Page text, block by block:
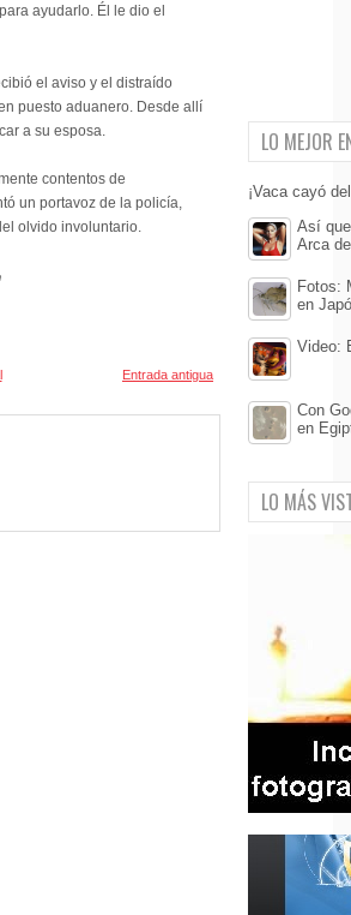
ayudarlo. Él le dio el
el aviso y el distraído
puesto aduanero. Desde allí
a su esposa.
contentos de
un portavoz de la policía,
olvido involuntario.
Entrada antigua
LO MEJOR
¡Vaca cayó
Así
Arca
Fotos:
en
Video:
Con
en
LO MÁS